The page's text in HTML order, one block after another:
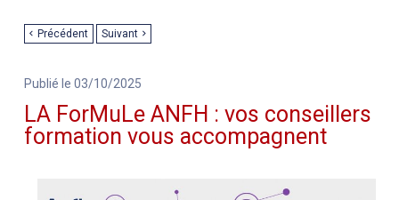
Précédent Suivant
Publié le 03/10/2025
LA ForMuLe ANFH : vos conseillers
formation vous accompagnent